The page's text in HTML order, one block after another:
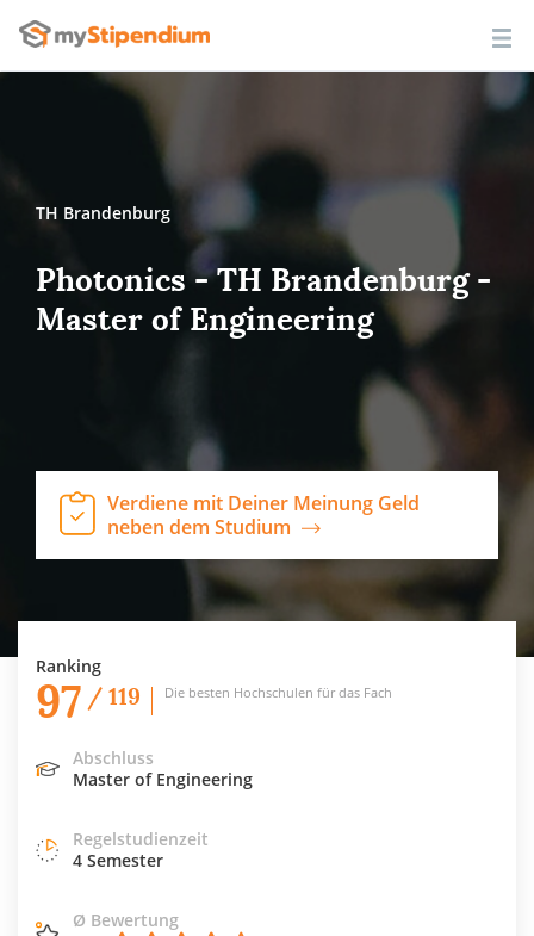
TH Brandenburg
Photonics - TH Brandenburg -
Master of Engineering
Verdiene mit Deiner Meinung Geld
neben dem Studium
Ranking
97 / 119 Die besten Hochschulen für das Fach
Abschluss
Master of Engineering
Regelstudienzeit
4 Semester
Ø Bewertung